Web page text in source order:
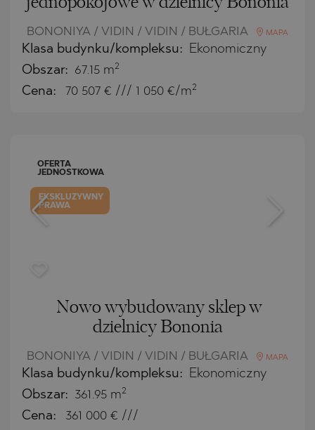
BONONIYA / VIDIN / VIDIN / BUŁGARIA MAPA
Klasa budynku/kompleksu: Ekonomiczny
Obszar: 67.15 m2
Cena: 70 507 € /// 1 050 €/m2
OFERTA
JEDNOSTKOWA
EKSKLUZYWNY
PRAWA
Nowo wybudowany sklep w
dzielnicy Bononia
BONONIYA / VIDIN / VIDIN / BUŁGARIA MAPA
Klasa budynku/kompleksu: Ekonomiczny
Obszar: 361.95 m2
Cena: 361 000 € ///